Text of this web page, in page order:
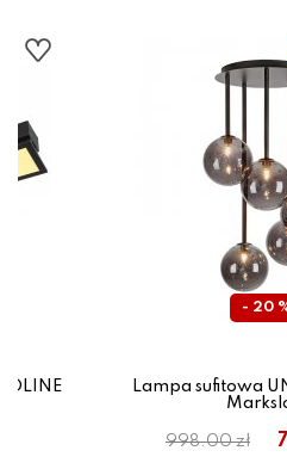
- 20
Lampa sufitowa
998.00 zł